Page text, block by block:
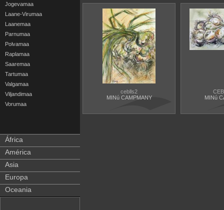
Jogevamaa
Laane-Virumaa
Laanemaa
Parnumaa
Polvamaa
Raplamaa
Saaremaa
Tartumaa
Valgamaa
Viljandimaa
Vorumaa
África
América
Asia
Europa
Oceania
ceblls2
MINú CAMPMANY
MINú